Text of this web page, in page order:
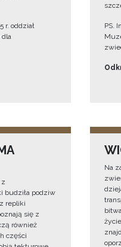
r. oddział
PS.
budziła podziw
repliki
się z
również
części
Na